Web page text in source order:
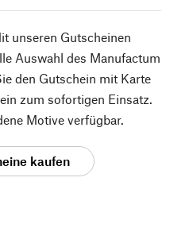
unseren Gutscheinen
Auswahl des Manufactum
den Gutschein mit Karte
zum sofortigen Einsatz.
Motive verfügbar.
kaufen